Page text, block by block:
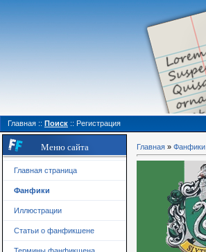
Главная :: Поиск :: Регистрация
Меню сайта
Главная страница
Фанфики
Иллюстрации
Статьи о фанфикшене
Главная » Фанфики